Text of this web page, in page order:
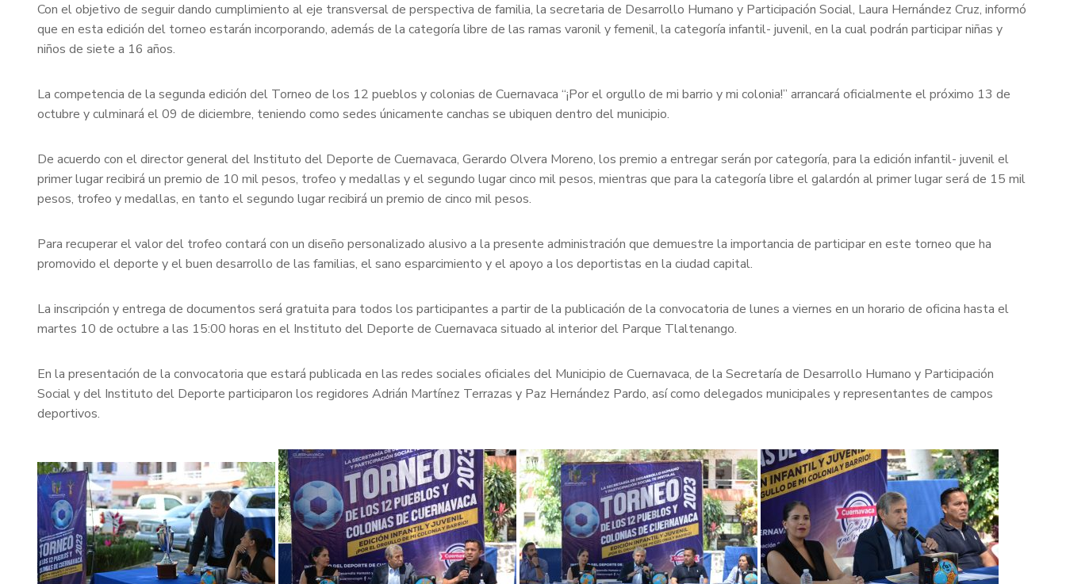
Con el objetivo de seguir dando cumplimiento al eje transversal de perspectiva de familia, la secretaria de Desarrollo Humano y Participación Social, Laura Hernández Cruz, informó
que en esta edición del torneo estarán incorporando, además de la categoría libre de las ramas varonil y femenil, la categoría infantil- juvenil, en la cual podrán participar niñas y
niños de siete a 16 años.
La competencia de la segunda edición del Torneo de los 12 pueblos y colonias de Cuernavaca “¡Por el orgullo de mi barrio y mi colonia!” arrancará oficialmente el próximo 13 de
octubre y culminará el 09 de diciembre, teniendo como sedes únicamente canchas se ubiquen dentro del municipio.
De acuerdo con el director general del Instituto del Deporte de Cuernavaca, Gerardo Olvera Moreno, los premio a entregar serán por categoría, para la edición infantil- juvenil el
primer lugar recibirá un premio de 10 mil pesos, trofeo y medallas y el segundo lugar cinco mil pesos, mientras que para la categoría libre el galardón al primer lugar será de 15 mil
pesos, trofeo y medallas, en tanto el segundo lugar recibirá un premio de cinco mil pesos.
Para recuperar el valor del trofeo contará con un diseño personalizado alusivo a la presente administración que demuestre la importancia de participar en este torneo que ha
promovido el deporte y el buen desarrollo de las familias, el sano esparcimiento y el apoyo a los deportistas en la ciudad capital.
La inscripción y entrega de documentos será gratuita para todos los participantes a partir de la publicación de la convocatoria de lunes a viernes en un horario de oficina hasta el
martes 10 de octubre a las 15:00 horas en el Instituto del Deporte de Cuernavaca situado al interior del Parque Tlaltenango.
En la presentación de la convocatoria que estará publicada en las redes sociales oficiales del Municipio de Cuernavaca, de la Secretaría de Desarrollo Humano y Participación
Social y del Instituto del Deporte participaron los regidores Adrián Martínez Terrazas y Paz Hernández Pardo, así como delegados municipales y representantes de campos
deportivos.